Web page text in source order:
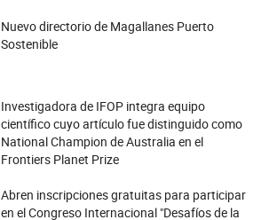
Nuevo directorio de Magallanes Puerto
Sostenible
Investigadora de IFOP integra equipo
científico cuyo artículo fue distinguido como
National Champion de Australia en el
Frontiers Planet Prize
Abren inscripciones gratuitas para participar
en el Congreso Internacional "Desafíos de la